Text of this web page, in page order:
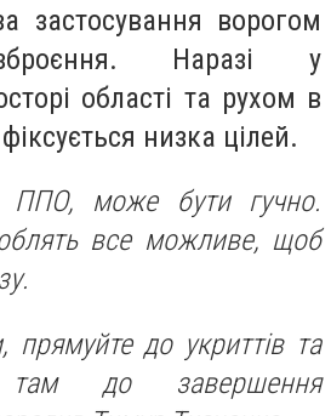
застосування ворогом
Наразі у
області та рухом в
низка цілей.
ППО, може бути гучно.
все можливе, щоб
прямуйте до укриттів та
там до завершення